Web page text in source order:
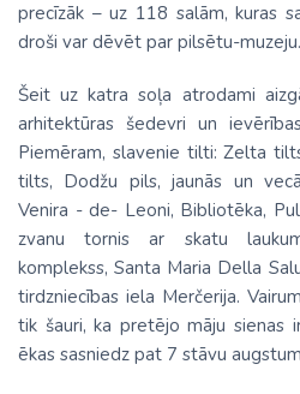
precīzāk – uz 118 salām, kuras
droši var dēvēt par pilsētu-muzeju.
Šeit uz katra soļa atrodami
arhitektūras šedevri un
Piemēram, slavenie tilti: Zelta
tilts, Dodžu pils, jaunās un
Venira - de- Leoni, Bibliotēka,
zvanu tornis ar skatu
komplekss, Santa Maria Della
tirdzniecības iela Merčerija.
tik šauri, ka pretējo māju sienas
ēkas sasniedz pat 7 stāvu